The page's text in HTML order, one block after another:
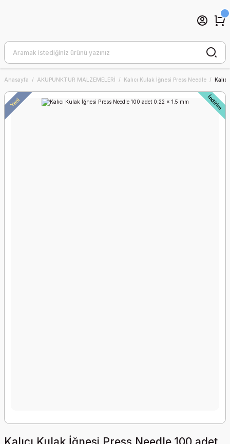
Anasayfa AKUPUNKTUR MALZEMELERİ Kalıcı Kulak İğnesi Press Needle
Yeni İndirim